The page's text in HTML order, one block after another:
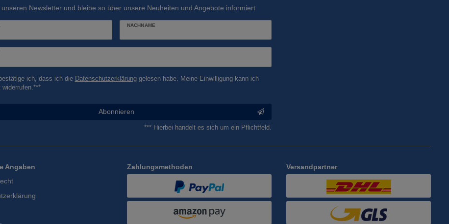
Newsletter und bleibe so über unsere Neuheiten und Angebote informiert.
NACHNAME
ich, dass ich die Daten­schutz­erklärunggelesen habe. Meine Einwilligung kann ich
widerrufen.***
Abonnieren
*** Hierbei handelt es sich um ein Pflichtfeld.
Angaben
Zahlungsmethoden Versandpartner